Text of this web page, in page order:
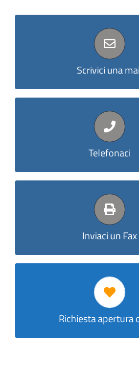
Scrivici una
Telefonaci
TEL.:011
Inviaci un Fax
FAX.:011
Richiesta apertura
Richiesta apertura